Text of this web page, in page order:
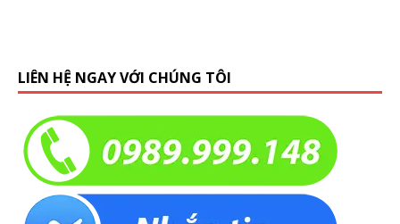
LIÊN HỆ NGAY VỚI CHÚNG TÔI